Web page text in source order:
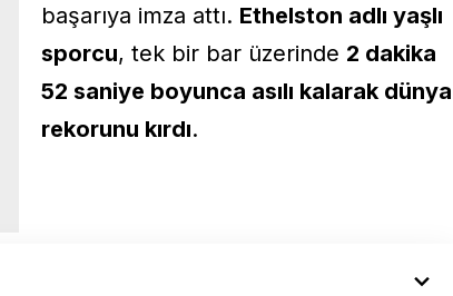
başarıya imza attı. Ethelston adlı yaşlı
sporcu, tek bir bar üzerinde 2 dakika
52 saniye boyunca asılı kalarak dünya
rekorunu kırdı.